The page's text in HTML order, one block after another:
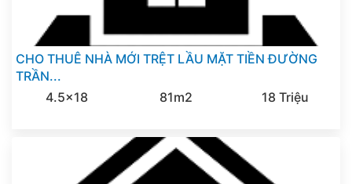
CHO THUÊ NHÀ MỚI TRỆT LẦU MẶT TIỀN ĐƯỜNG
TRẦN...
4.5x18
81m2 18 Triệu